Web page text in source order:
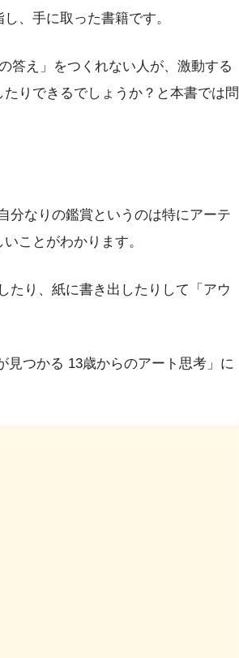
、手に取った書籍です。
答え」をつくれない人が、激動する
りできるでしょうか？と本書では問
分なりの鑑賞というのは特にアーテ
ことがわかります。
たり、紙に書き出したりして「アウ
見つかる 13歳からのアート思考」に